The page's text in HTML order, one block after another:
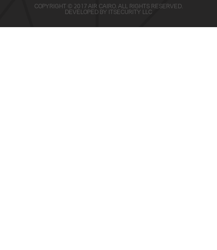
COPYRIGHT © 2017 AIR CAIRO. ALL RIGHTS RESERVED.
DEVELOPED BY ITSECURITY LLC